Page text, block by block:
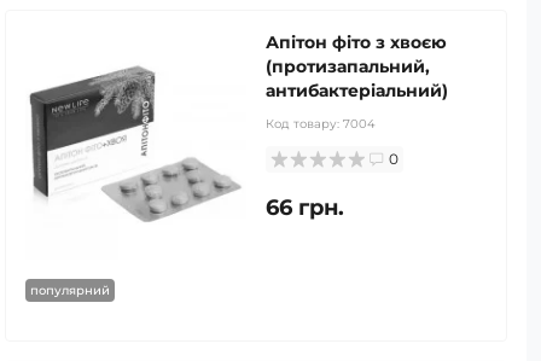
популярний
Апітон фіто з хвоєю
(протизапальний,
антибактеріальний)
Код товару: 7004
0
66 грн.